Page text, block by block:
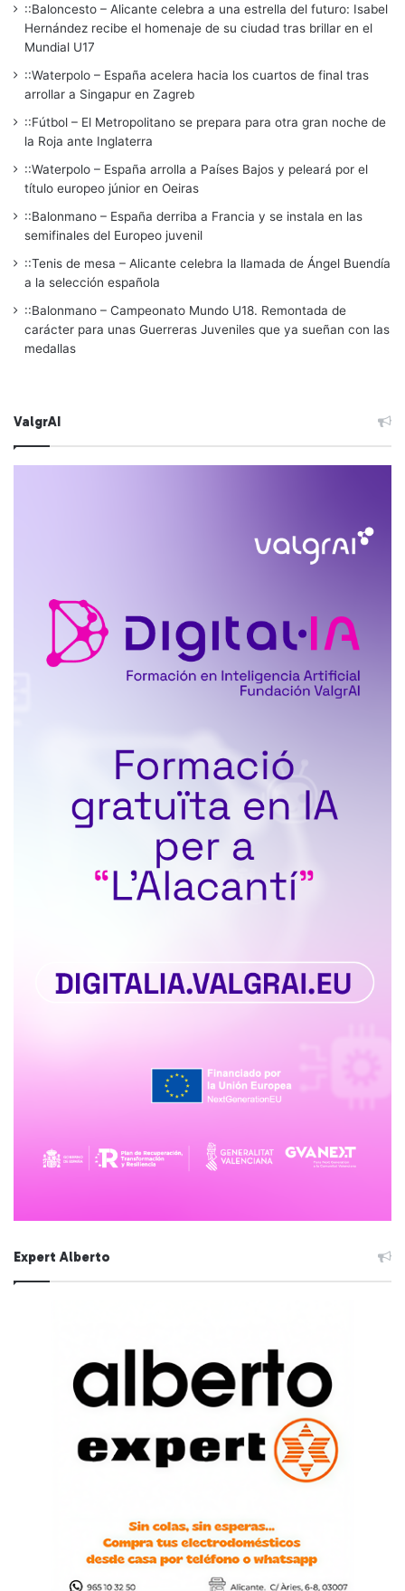
::Baloncesto – Alicante celebra a una estrella del futuro: Isabel
Hernández recibe el homenaje de su ciudad tras brillar en el
Mundial U17
::Waterpolo – España acelera hacia los cuartos de final tras
arrollar a Singapur en Zagreb
::Fútbol – El Metropolitano se prepara para otra gran noche de
la Roja ante Inglaterra
::Waterpolo – España arrolla a Países Bajos y peleará por el
título europeo júnior en Oeiras
::Balonmano – España derriba a Francia y se instala en las
semifinales del Europeo juvenil
::Tenis de mesa – Alicante celebra la llamada de Ángel Buendía
a la selección española
::Balonmano – Campeonato Mundo U18. Remontada de
carácter para unas Guerreras Juveniles que ya sueñan con las
medallas
ValgrAI
Expert Alberto